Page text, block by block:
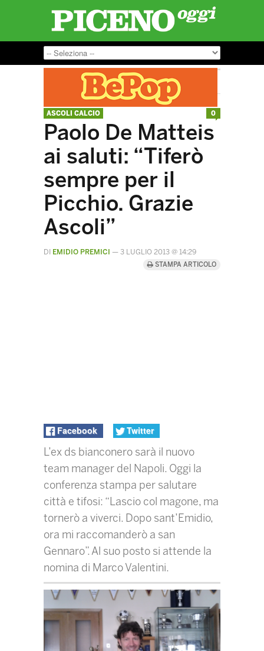
ASCOLI CALCIO
Paolo De Matteis
ai saluti: “Tiferò
sempre per il
Picchio. Grazie
Ascoli”
DI EMIDIO PREMICI — 3 LUGLIO 2013 @ 14:29
STAMPA ARTICOLO
Facebook Twitter
L’ex ds bianconero sarà il nuovo
team manager del Napoli. Oggi la
conferenza stampa per salutare
città e tifosi: “Lascio col magone, ma
tornerò a viverci. Dopo sant’Emidio,
ora mi raccomanderò a san
Gennaro”. Al suo posto si attende la
nomina di Marco Valentini.
0